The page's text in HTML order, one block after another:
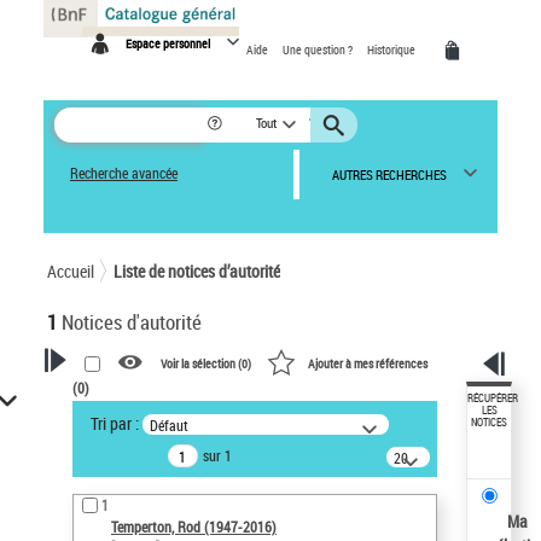
Espace personnel Aide Une question ? Historique
Tout
Recherche avancée AUTRES RECHERCHES
Accueil Liste de notices d’autorité
1 Notices d'autorité
VOTRE RECHERCHE
Recherche avancée dans les
notices d’autorité
Œuvres liées à l'auteur :
Temperton, Rod (1947-2016)
Voir la sélection (0) Ajouter à mes références
(0)
Tri par : Défaut
sur 1
20
résultats/page
1
Temperton, Rod (1947-2016)
RÉCUPÉRER
LES
NOTICES
Ma
Panneau de gestion des cookies